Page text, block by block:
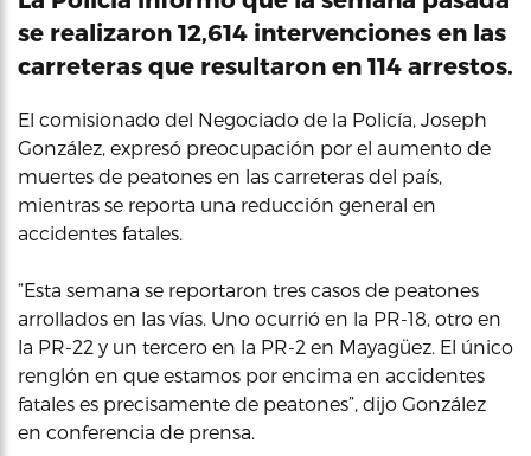
se realizaron 12,614 intervenciones en las
carreteras que resultaron en 114 arrestos.
El comisionado del Negociado de la Policía, Joseph
González, expresó preocupación por el aumento de
muertes de peatones en las carreteras del país,
mientras se reporta una reducción general en
accidentes fatales.
“Esta semana se reportaron tres casos de peatones
arrollados en las vías. Uno ocurrió en la PR-18, otro en
la PR-22 y un tercero en la PR-2 en Mayagüez. El único
renglón en que estamos por encima en accidentes
fatales es precisamente de peatones”, dijo González
en conferencia de prensa.